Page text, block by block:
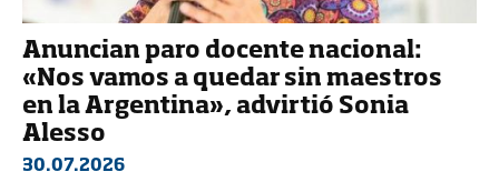
Anuncian paro docente nacional:
«Nos vamos a quedar sin maestros
en la Argentina», advirtió Sonia
Alesso
30.07.2026